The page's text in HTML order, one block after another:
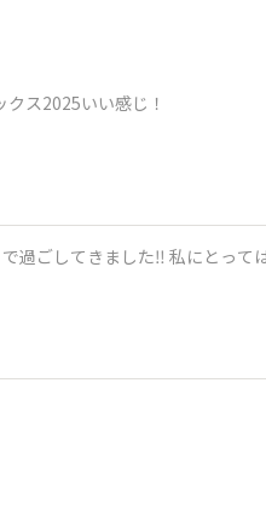
ス2025いい感じ！
過ごしてきました‼️ 私にとって